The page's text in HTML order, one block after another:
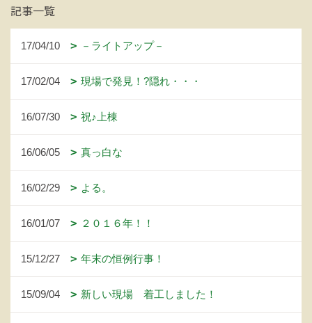
記事一覧
17/04/10 －ライトアップ－
17/02/04 現場で発見！?隠れ・・・
16/07/30 祝♪上棟
16/06/05 真っ白な
16/02/29 よる。
16/01/07 ２０１６年！！
15/12/27 年末の恒例行事！
15/09/04 新しい現場 着工しました！